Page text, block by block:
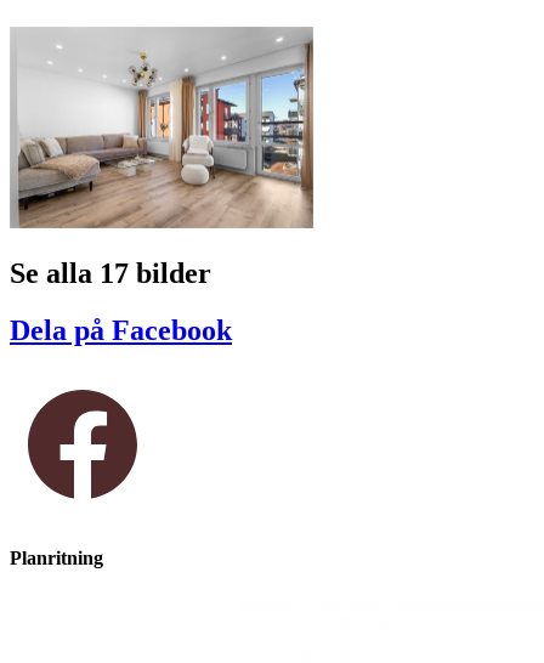
Se alla 17 bilder
Dela på Facebook
Planritning